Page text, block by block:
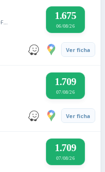
CARRER PUJADA A SANT CRISTÒFOL, 4
1.675
06/08/26
Ver ficha
1.709
07/08/26
Ver ficha
1.709
07/08/26